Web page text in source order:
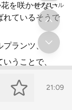
を咲かせない
れているそうで
ランツ、
うことで、
植物たちなん
21:09
スクロール